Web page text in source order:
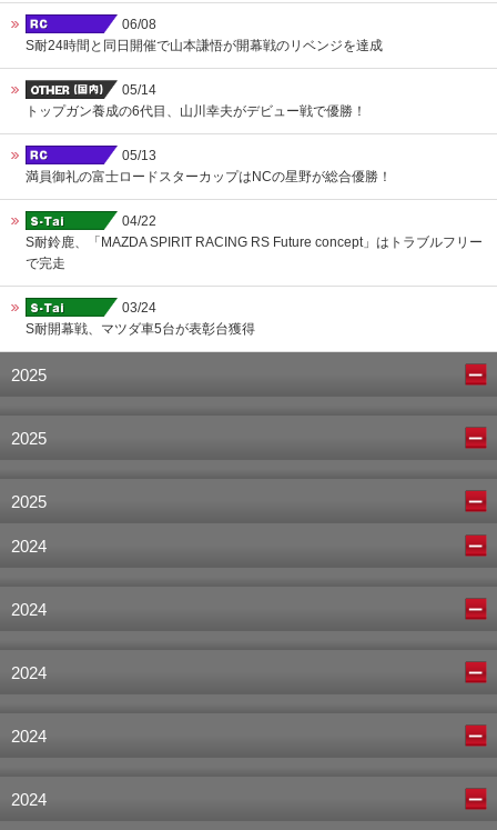
06/08
S耐24時間と同日開催で山本謙悟が開幕戦のリベンジを達成
05/14
トップガン養成の6代目、山川幸夫がデビュー戦で優勝！
05/13
満員御礼の富士ロードスターカップはNCの星野が総合優勝！
04/22
S耐鈴鹿、「MAZDA SPIRIT RACING RS Future concept」はトラブルフリー
で完走
03/24
S耐開幕戦、マツダ車5台が表彰台獲得
2025
2025
2025
2024
2024
2024
2024
2024